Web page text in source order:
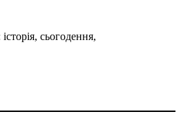
сьогодення,